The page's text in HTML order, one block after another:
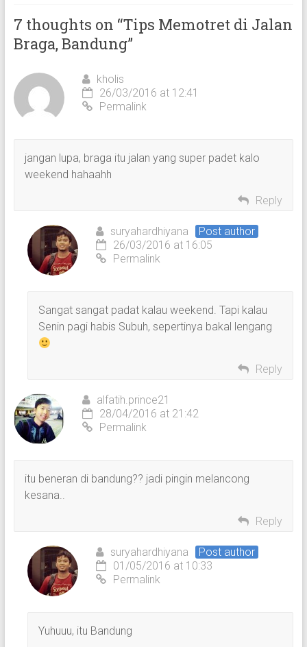
7 thoughts on “Tips Memotret di Jalan
Braga, Bandung”
kholis
26/03/2016 at 12:41
Permalink
jangan lupa, braga itu jalan yang super padet kalo
weekend hahaahh
Reply
suryahardhiyana
Post author
26/03/2016 at 16:05
Permalink
Sangat sangat padat kalau weekend. Tapi kalau
Senin pagi habis Subuh, sepertinya bakal lengang
Reply
alfatih.prince21
28/04/2016 at 21:42
Permalink
itu beneran di bandung?? jadi pingin melancong
kesana..
Reply
suryahardhiyana
Post author
01/05/2016 at 10:33
Permalink
Yuhuuu, itu Bandung